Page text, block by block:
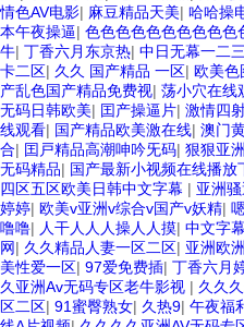
情色AV电影| 麻豆精品天美| 哈哈操
本午夜操逼| 色色色色色色色色色色
牛| 丁香六月东京热| 中日无幕一二
卡二区| 久久 国产精品 一区| 欧美色
产乱色国产精品免费视| 荡小穴在线
无码日韩欧美| 囯产操逼片| 激情四
线观看| 国产精品欧美激在线| 澳门
合| 囯戸精品高潮呻吟旡码| 狠狠亚洲
无码精品| 国产最新小视频在线播放
四区五区欧美日韩中文字幕 | 亚洲
婷婷| 欧美v亚洲v综合v国产v妖精|
噜噜| 人干人人人操人人摸| 中文字
网| 久久精品人妻一区二区| 亚洲欧
美性爱一区| 97爱免费插| 丁香六月
久亚洲Av无码专区老牛影视 | 久久
区二区| 91蜜臀熟女| 久热9| 午夜福